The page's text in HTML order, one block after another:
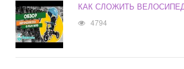
КАК СЛОЖИТЬ ВЕЛОСИПЕД
4794